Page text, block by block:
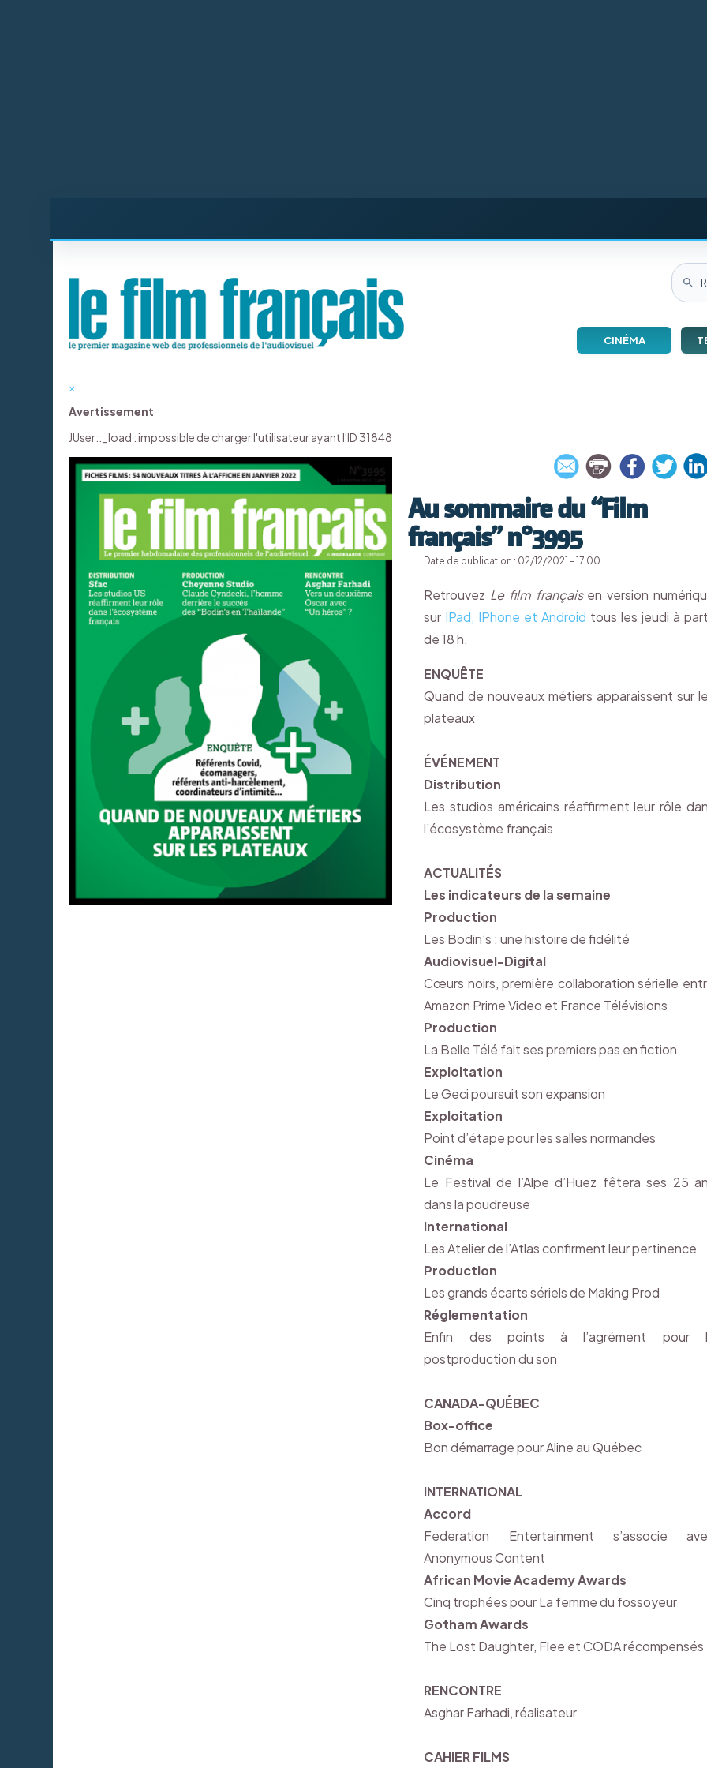
CINÉMA
×
Avertissement
JUser::_load : impossible de charger l'utilisateur ayant l'ID 31848
Au sommaire du “Film
français” n°3995
Date de publication : 02/12/2021 - 17:00
Retrouvez Le film françaisen version
sur IPad, IPhone et Android tous les jeudi à
de 18 h.
ENQUÊTE
Quand de nouveaux métiers apparaissent sur
plateaux
ÉVÉNEMENT
Distribution
Les studios américains réaffirment leur rôle
l’écosystème français
ACTUALITÉS
Les indicateurs de la semaine
Production
Les Bodin’s : une histoire de fidélité
Audiovisuel-Digital
Cœurs noirs, première collaboration sérielle
Amazon Prime Video et France Télévisions
Production
La Belle Télé fait ses premiers pas en fiction
Exploitation
Le Geci poursuit son expansion
Exploitation
Point d’étape pour les salles normandes
Cinéma
Le Festival de l’Alpe d’Huez fêtera ses 25
dans la poudreuse
International
Les Atelier de l’Atlas confirment leur pertinence
Production
Les grands écarts sériels de Making Prod
Réglementation
Enfin des points à l’agrément pour
postproduction du son
CANADA-QUÉBEC
Box-office
Bon démarrage pour Aline au Québec
INTERNATIONAL
Accord
Federation Entertainment s’associe
Anonymous Content
African Movie Academy Awards
Cinq trophées pour La femme du fossoyeur
Gotham Awards
The Lost Daughter, Flee et CODA récompensés
RENCONTRE
Asghar Farhadi, réalisateur
CAHIER FILMS